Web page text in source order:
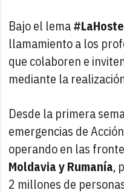
Bajo el lema
llamamiento a los
que colaboren e
mediante la
Desde la primera
emergencias de
operando en las
Moldavia y Rumanía,
2 millones de